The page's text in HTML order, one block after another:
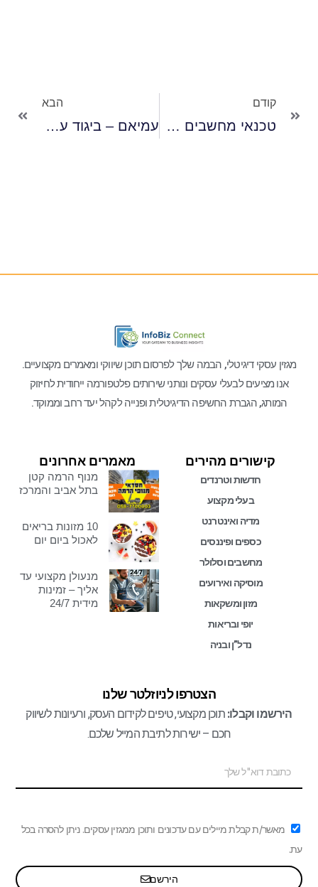
קודם
טכנאי מחשבים בקריות – דני מחשבים
הבא
עמיאם – ביגוד עבודה מקצועי
מגזין עסקי דיגיטלי, הבמה שלך לפרסום תוכן שיווקי ומאמרים מקצועיים.
אנו מציעים לבעלי עסקים ונותני שירותים פלטפורמה ייחודית לחיזוק
המותג, הגברת החשיפה הדיגיטלית ופנייה לקהל יעד רחב וממוקד.
קישורים מהירים
חדשות וטרנדים
בעלי מקצוע
מדיה ואינטרנט
כספים ופיננסים
מחשבים וסלולר
מוסיקה ואירועים
מזון ומשקאות
יופי ובריאות
נדל”ן ובניה
מאמרים אחרונים
מנוף הרמה קטן
בתל אביב והמרכז
10 מזונות בריאים
לאכול ביום יום
מנעולן מקצועי עד
אליך – זמינות
מידית 24/7
הצטרפו לניוזלטר שלנו
הירשמו וקבלו: תוכן מקצועי, טיפים לקידום העסק, ורעיונות לשיווק
חכם – ישירות לתיבת המייל שלכם.
מאשר/ת קבלת מיילים עם עדכונים ותוכן ממגזין עסקים. ניתן להסרה בכל
עת.
הירשם